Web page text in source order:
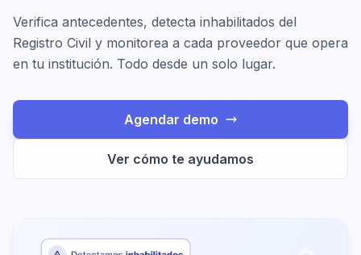
Verifica antecedentes, detecta inhabilitados del
Registro Civil y monitorea a cada proveedor que opera
en tu institución. Todo desde un solo lugar.
Agendar demo
Ver cómo te ayudamos